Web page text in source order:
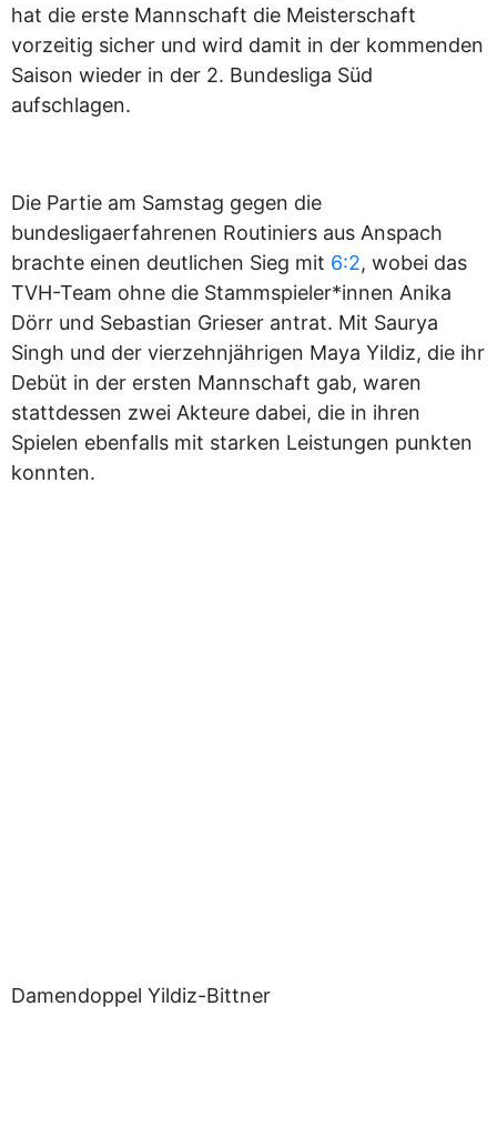
hat die erste Mannschaft die Meisterschaft
vorzeitig sicher und wird damit in der kommenden
Saison wieder in der 2. Bundesliga Süd
aufschlagen.
Die Partie am Samstag gegen die
bundesligaerfahrenen Routiniers aus Anspach
brachte einen deutlichen Sieg mit 6:2, wobei das
TVH-Team ohne die Stammspieler*innen Anika
Dörr und Sebastian Grieser antrat. Mit Saurya
Singh und der vierzehnjährigen Maya Yildiz, die ihr
Debüt in der ersten Mannschaft gab, waren
stattdessen zwei Akteure dabei, die in ihren
Spielen ebenfalls mit starken Leistungen punkten
konnten.
Damendoppel Yildiz-Bittner